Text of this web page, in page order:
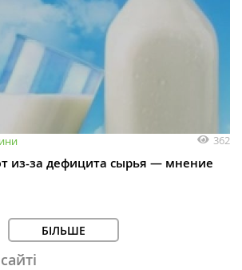
362
из-за дефицита сырья — мнение
БІЛЬШЕ